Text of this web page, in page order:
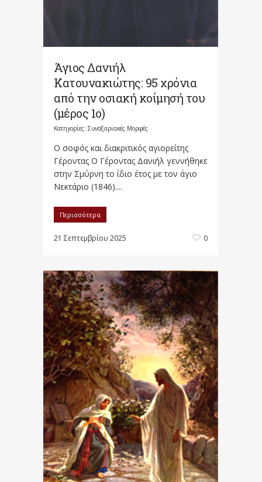
Άγιος Δανιήλ
Κατουνακιώτης: 95 χρόνια
από την οσιακή κοίμησή του
(μέρος 1ο)
Κατηγορίες: Συναξαριακές Μορφές
Ο σοφός και διακριτικός αγιορείτης
Γέροντας Ο Γέροντας Δανιήλ γεννήθηκε
στην Σμύρνη το ίδιο έτος με τον άγιο
Νεκτάριο (1846)....
Περισσότερα
21 Σεπτεμβρίου 2025 0